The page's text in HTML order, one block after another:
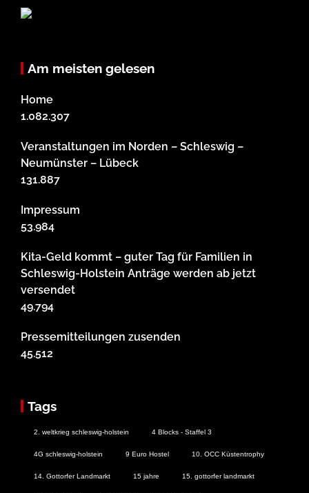
Am meisten gelesen
Home
1.082.307
Veranstaltungen im Norden – Schleswig –
Neumünster – Lübeck
131.887
Impressum
53.984
Kita-Geld kommt – guter Tag für Familien in
Schleswig-Holstein Anträge werden ab jetzt
versendet
49.794
Pressemitteilungen zusenden
45.512
Tags
2. weltkrieg schleswig-holstein 4 Blocks - Staffel 3
4G schleswig-holstein 9 Euro Hostel 10. OCC Küstentrophy
14. Gottorfer Landmarkt 15 jahre 15. gottorfer landmarkt